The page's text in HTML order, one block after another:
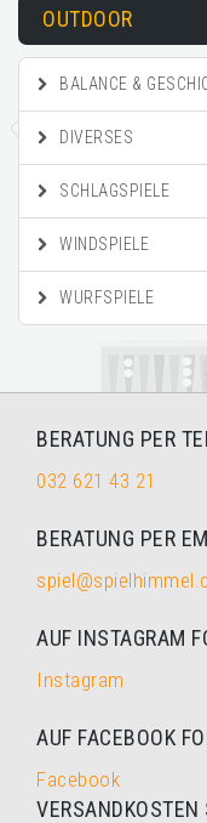
OUTDOOR
BALANCE &
DIVERSES
SCHLAGSPIELE
WINDSPIELE
WURFSPIELE
BERATUNG PER
032 621 43 21
BERATUNG PER
AUF INSTAGRAM
Instagram
AUF FACEBOOK
Facebook
VERSANDKOSTEN